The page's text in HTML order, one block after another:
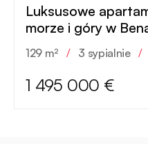
Luksusowe
morze i góry w
129 m² / 3 sypialnie /
1 495 000 €